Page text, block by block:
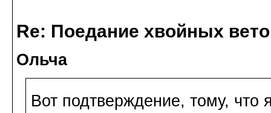
Re: Поедание хвойных
Ольча
Вот подтверждение, тому,